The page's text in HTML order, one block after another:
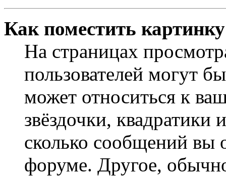
Как поместить
На страницах
пользователей могут
может относиться к
звёздочки,
сколько сообщений вы
форуме. Другое,